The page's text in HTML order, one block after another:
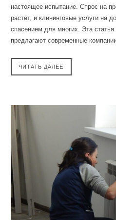
настоящее испытание. Спрос на
растёт, и клининговые услуги на
спасением для многих. Эта
предлагают современные
ЧИТАТЬ ДАЛЕЕ